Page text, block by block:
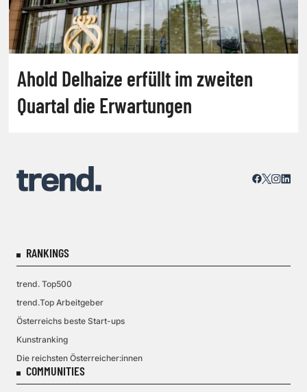
Ahold Delhaize erfüllt im zweiten
Quartal die Erwartungen
RANKINGS
trend. Top500
trend.Top Arbeitgeber
Österreichs beste Start-ups
Kunstranking
Die reichsten Österreicher:innen
COMMUNITIES